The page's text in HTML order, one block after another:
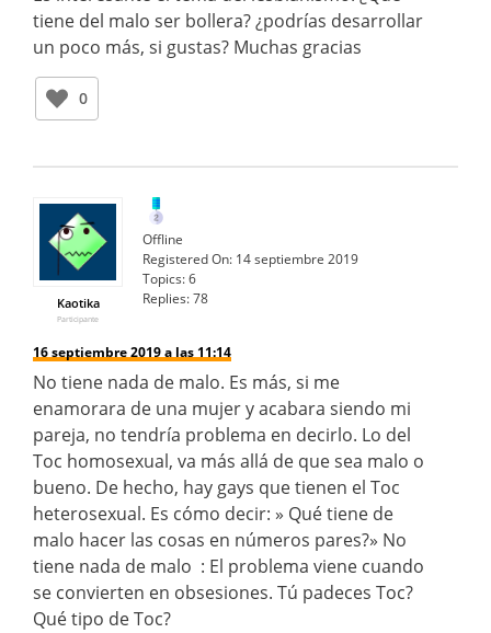
tiene del malo ser bollera? ¿podrías desarrollar
un poco más, si gustas? Muchas gracias
0
Kaotika
Participante
Offline
Registered On: 14 septiembre 2019
Topics:6
Replies:78
16 septiembre 2019 a las 11:14
No tiene nada de malo. Es más, si me
enamorara de una mujer y acabara siendo mi
pareja, no tendría problema en decirlo. Lo del
Toc homosexual, va más allá de que sea malo o
bueno. De hecho, hay gays que tienen el Toc
heterosexual. Es cómo decir: » Qué tiene de
malo hacer las cosas en números pares?» No
tiene nada de malo : El problema viene cuando
se convierten en obsesiones. Tú padeces Toc?
Qué tipo de Toc?